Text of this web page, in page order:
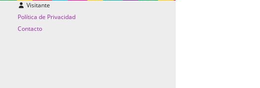
Visitante
Política de Privacidad
Contacto